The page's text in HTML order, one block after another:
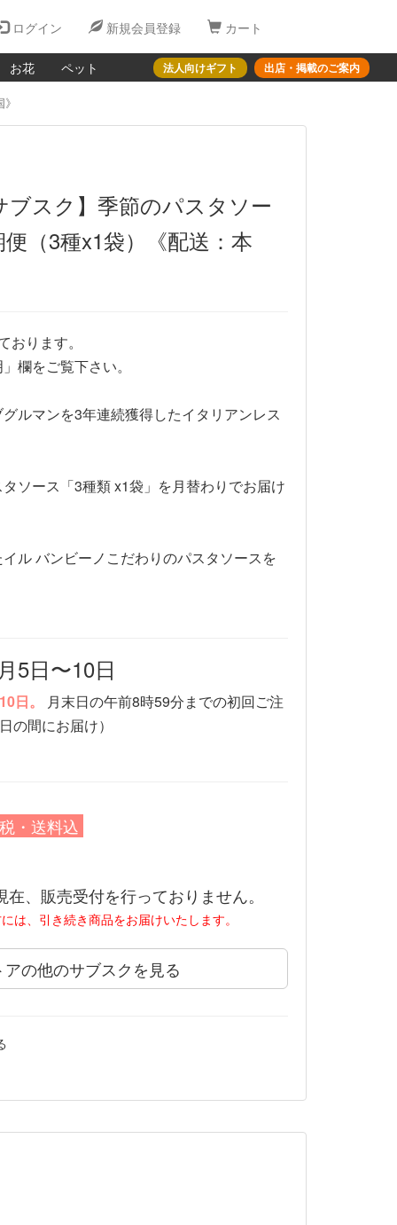
ログイン 新規会員登録 カート
お花 ペット 法人向けギフト 出店・掲載のご案内
スク】季節のパスタソー
（3種x1袋）《配送：本
ります。
欄をご覧下さい。
ルマンを3年連続獲得したイタリアンレス
ソース「3種類 x1袋」を月替わりでお届け
ル バンビーノこだわりのパスタソースを
5日〜10日
日。 月末日の午前8時59分までの初回ご注
の間にお届け）
・送料込
、販売受付を行っておりません。
は、引き続き商品をお届けいたします。
の他のサブスクを見る